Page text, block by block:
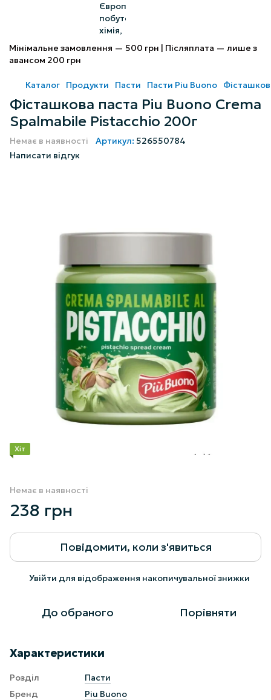
Мінімальне замовлення — 500 грн | Післяплата — лише з
авансом 200 грн
Каталог Продукти Пасти Пасти Piu Buono
Фісташкова паста Piu Buono Crema
Spalmabile Pistacchio 200г
Немає в наявності Артикул: 526550784
Написати відгук
Хіт
Немає в наявності
238 грн
Повідомити, коли з'явиться
Увійти для відображення накопичувальної знижки
До обраного Порівняти
Характеристики
Розділ
Пасти
Бренд
Piu Buono